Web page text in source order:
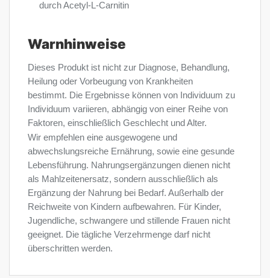
durch Acetyl-L-Carnitin
Warnhinweise
Dieses Produkt ist nicht zur Diagnose, Behandlung,
Heilung oder Vorbeugung von Krankheiten
bestimmt. Die Ergebnisse können von Individuum zu
Individuum variieren, abhängig von einer Reihe von
Faktoren, einschließlich Geschlecht und Alter.
Wir empfehlen eine ausgewogene und
abwechslungsreiche Ernährung, sowie eine gesunde
Lebensführung. Nahrungsergänzungen dienen nicht
als Mahlzeitenersatz, sondern ausschließlich als
Ergänzung der Nahrung bei Bedarf. Außerhalb der
Reichweite von Kindern aufbewahren. Für Kinder,
Jugendliche, schwangere und stillende Frauen nicht
geeignet. Die tägliche Verzehrmenge darf nicht
überschritten werden.